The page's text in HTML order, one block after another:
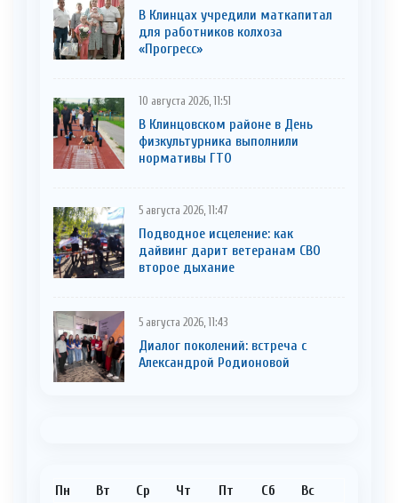
В Клинцах учредили маткапитал
для работников колхоза
«Прогресс»
10 августа 2026, 11:51
В Клинцовском районе в День
физкультурника выполнили
нормативы ГТО
5 августа 2026, 11:47
Подводное исцеление: как
дайвинг дарит ветеранам СВО
второе дыхание
5 августа 2026, 11:43
Диалог поколений: встреча с
Александрой Родионовой
Пн Вт Ср Чт Пт Сб Вс